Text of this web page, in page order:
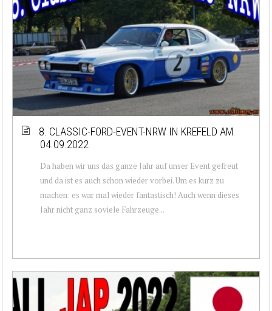
8. CLASSIC-FORD-EVENT-NRW IN KREFELD AM
04.09.2022
Da haben wir uns das ganze Jahr auf unser Event gefreut
und da ist es auch schon wieder vorbei. Um es kurz zu
machen: es war mal wieder fantastisch! Auch wenn dieses
Jahr nicht ganz soviele Fahrzeuge...